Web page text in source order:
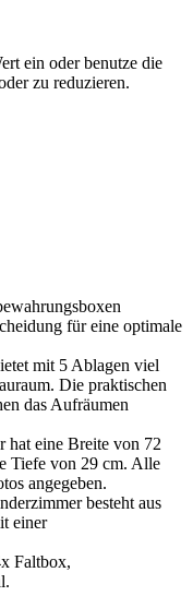
ein oder benutze die
zu reduzieren.
für eine optimale
mit 5 Ablagen viel
Die praktischen
das Aufräumen
eine Breite von 72
Tiefe von 29 cm. Alle
angegeben.
besteht aus
einer
Faltbox,